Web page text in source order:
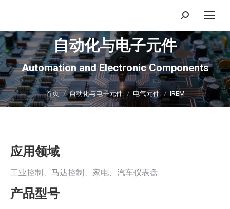
搜
索：
自动化与电子元件
Automation and Electronic Components
你在这里：
首页 自动化与电子元件 电气元件 IREM
应用领域
工业控制、马达控制、家电、汽车仪表盘
产品型号